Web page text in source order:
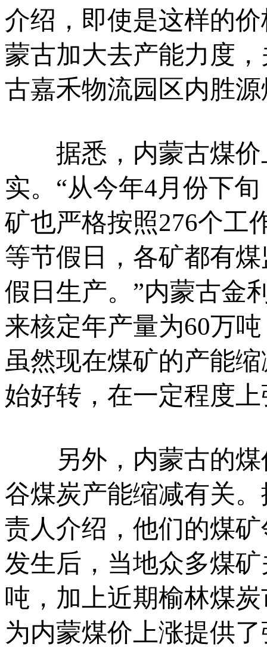
介绍，即使是这样的
蒙古加大去产能力度
古嘉禾物流园区内胜
据悉，内蒙古煤价
实。“从今年4月份下
矿也严格按照276个工
等节假日，各矿都有
假日生产。”内蒙古金
来核定年产量为60万
虽然现在煤矿的产能
始好转，在一定程度
另外，内蒙古的煤
谷煤炭产能缩减有关
责人介绍，他们的煤
发生后，当地众多煤
吨，加上近期榆林煤
为内蒙煤价上涨提供